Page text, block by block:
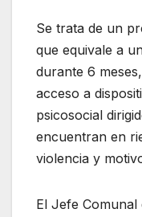
Se trata de un
que equivale a
durante 6
acceso a
psicosocial
encuentran en
violencia y
El Jefe Comunal